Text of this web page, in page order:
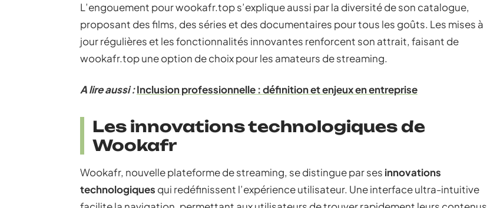
L’engouement pour wookafr.top s’explique aussi par la diversité de son catalogue,
proposant des films, des séries et des documentaires pour tous les goûts. Les mises à
jour régulières et les fonctionnalités innovantes renforcent son attrait, faisant de
wookafr.top une option de choix pour les amateurs de streaming.
A lire aussi :Inclusion professionnelle : définition et enjeux en entreprise
Les innovations technologiques de
Wookafr
Wookafr, nouvelle plateforme de streaming, se distingue par ses innovations
technologiques qui redéfinissent l’expérience utilisateur. Une interface ultra-intuitive